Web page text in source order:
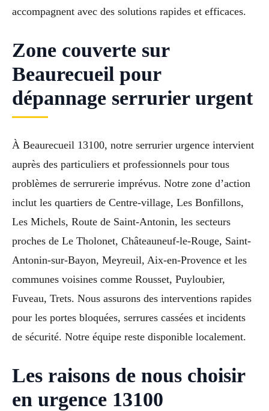
accompagnent avec des solutions rapides et efficaces.
Zone couverte sur
Beaurecueil pour
dépannage serrurier urgent
À Beaurecueil 13100, notre serrurier urgence intervient
auprès des particuliers et professionnels pour tous
problèmes de serrurerie imprévus. Notre zone d’action
inclut les quartiers de Centre-village, Les Bonfillons,
Les Michels, Route de Saint-Antonin, les secteurs
proches de Le Tholonet, Châteauneuf-le-Rouge, Saint-
Antonin-sur-Bayon, Meyreuil, Aix-en-Provence et les
communes voisines comme Rousset, Puyloubier,
Fuveau, Trets. Nous assurons des interventions rapides
pour les portes bloquées, serrures cassées et incidents
de sécurité. Notre équipe reste disponible localement.
Les raisons de nous choisir
en urgence 13100